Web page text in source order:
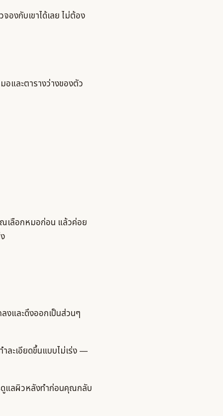
องกับเขาได้เลย ไม่ต้อง
และตารางว่างของตัว
ณเลือกหมอก่อน แล้วค่อย
งและดึงออกเป็นส่วนๆ
ละเอียดขึ้นแบบไม่เร่ง —
ดูแลผิวหลังทำก่อนคุณกลับ